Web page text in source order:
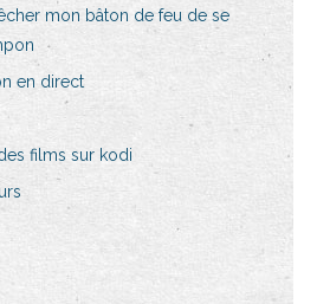
mon bâton de feu de se
en direct
films sur kodi